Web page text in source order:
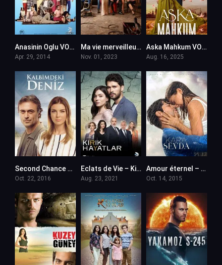
Anasinin Oglu VOSTFR
Apr. 29, 2014
Ma vie merveilleuse – Sahane Hayatim en VF
Nov. 01, 2023
Aska Mahkum VOSTFR
Aug. 16, 2025
Second Chance – Kalbimdeki Deniz en VF (Voix Francaise)
Oct. 22, 2016
Eclats de Vie – Kirik Hayatlar en VF (Voix Francaise)
Aug. 23, 2021
Amour éternel – Kara Sevda en VF (Voix Francaise)
Oct. 14, 2015